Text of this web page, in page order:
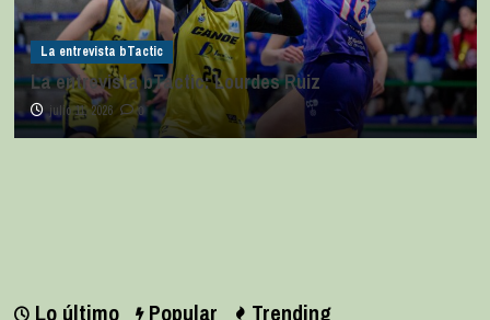
La entrevista bTactic
La entrevista bTactic: Lourdes Ruiz
julio 11, 2026 0
Lo último Popular Trending